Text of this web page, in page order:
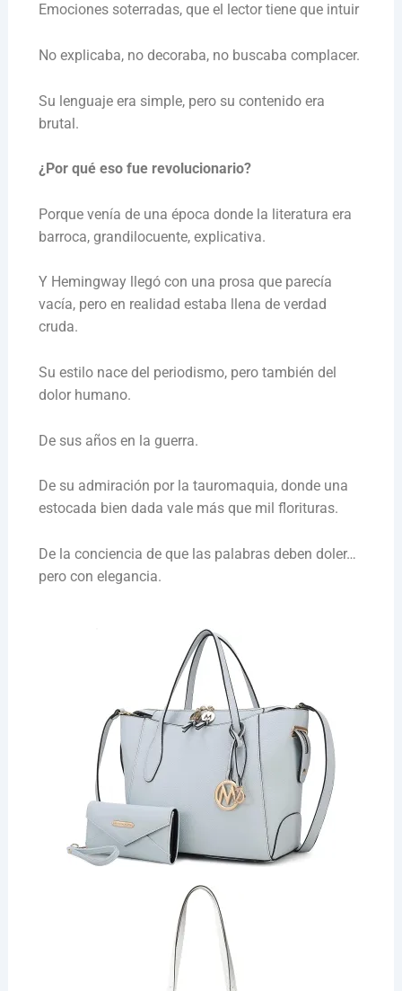
Emociones soterradas, que el lector tiene que intuir
No explicaba, no decoraba, no buscaba complacer.
Su lenguaje era simple, pero su contenido era
brutal.
¿Por qué eso fue revolucionario?
Porque venía de una época donde la literatura era
barroca, grandilocuente, explicativa.
Y Hemingway llegó con una prosa que parecía
vacía, pero en realidad estaba llena de verdad
cruda.
Su estilo nace del periodismo, pero también del
dolor humano.
De sus años en la guerra.
De su admiración por la tauromaquia, donde una
estocada bien dada vale más que mil florituras.
De la conciencia de que las palabras deben doler…
pero con elegancia.